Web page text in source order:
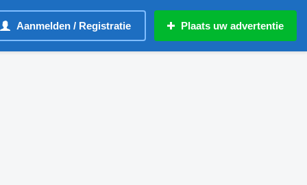
Aanmelden / Registratie Plaats uw advertentie